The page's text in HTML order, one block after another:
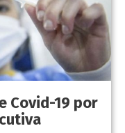
Covid-19 por